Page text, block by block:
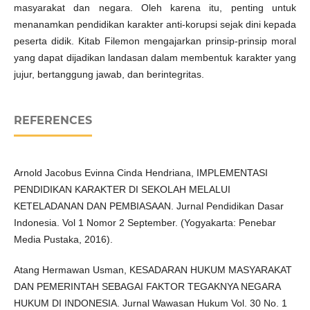
masyarakat dan negara. Oleh karena itu, penting untuk
menanamkan pendidikan karakter anti-korupsi sejak dini kepada
peserta didik. Kitab Filemon mengajarkan prinsip-prinsip moral
yang dapat dijadikan landasan dalam membentuk karakter yang
jujur, bertanggung jawab, dan berintegritas.
REFERENCES
Arnold Jacobus Evinna Cinda Hendriana, IMPLEMENTASI
PENDIDIKAN KARAKTER DI SEKOLAH MELALUI
KETELADANAN DAN PEMBIASAAN. Jurnal Pendidikan Dasar
Indonesia. Vol 1 Nomor 2 September. (Yogyakarta: Penebar
Media Pustaka, 2016).
Atang Hermawan Usman, KESADARAN HUKUM MASYARAKAT
DAN PEMERINTAH SEBAGAI FAKTOR TEGAKNYA NEGARA
HUKUM DI INDONESIA. Jurnal Wawasan Hukum Vol. 30 No. 1